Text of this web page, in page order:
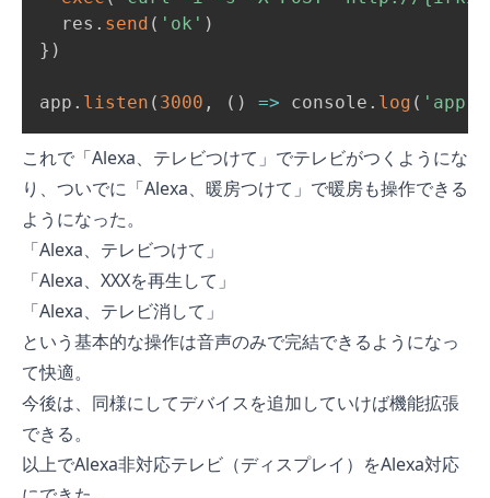
  res
. send ( 'ok' )
} )
app . listen ( 3000 , ( ) => console . log ( 'app
これで「Alexa、テレビつけて」でテレビがつくようにな
り、ついでに「Alexa、暖房つけて」で暖房も操作できる
ようになった。
「Alexa、テレビつけて」
「Alexa、XXXを再生して」
「Alexa、テレビ消して」
という基本的な操作は音声のみで完結できるようになっ
て快適。
今後は、同様にしてデバイスを追加していけば機能拡張
できる。
以上でAlexa非対応テレビ（ディスプレイ）をAlexa対応